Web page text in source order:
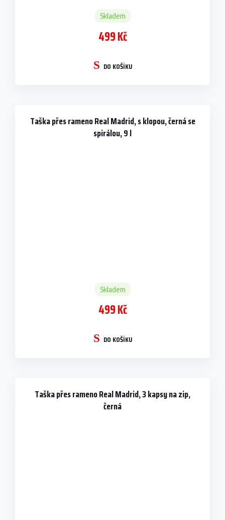
Skladem
499 Kč
DO KOŠÍKU
Taška přes rameno Real Madrid, s klopou, černá se
spirálou, 9 l
Skladem
499 Kč
DO KOŠÍKU
Taška přes rameno Real Madrid, 3 kapsy na zip,
černá